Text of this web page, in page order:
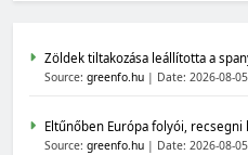
Zöldek tiltakozása leállította a
Source: greenfo.hu Date: 2026-08-05
Eltűnőben Európa folyói, recsegni
Source: greenfo.hu Date: 2026-08-05